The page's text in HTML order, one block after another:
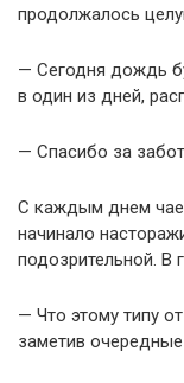
продолжалось
— Сегодня дождь
в один из дней,
— Спасибо за
С каждым днем
начинало
подозрительной. В
— Что этому типу
заметив